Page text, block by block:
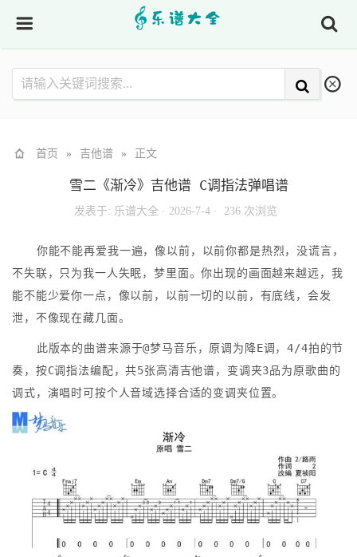
首页 » 吉他谱 » 正文
雪二《渐冷》吉他谱 C调指法弹唱谱
发表于: 乐谱大全· 2026-7-4 · 236 次浏览
你能不能再爱我一遍，像以前，以前你都是热烈，没谎言，
不失联，只为我一人失眠，梦里面。你出现的画面越来越远，我
能不能少爱你一点，像以前，以前一切的以前，有底线，会发
泄，不像现在藏几面。
此版本的曲谱来源于@梦马音乐，原调为降E调，4/4拍的节
奏，按C调指法编配，共5张高清吉他谱，变调夹3品为原歌曲的
调式，演唱时可按个人音域选择合适的变调夹位置。